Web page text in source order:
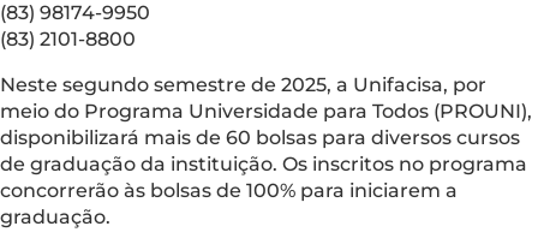
(83) 98174-9950
(83) 2101-8800
Neste segundo semestre de 2025, a Unifacisa, por
meio do Programa Universidade para Todos (PROUNI),
disponibilizará mais de 60 bolsas para diversos cursos
de graduação da instituição. Os inscritos no programa
concorrerão às bolsas de 100% para iniciarem a
graduação.